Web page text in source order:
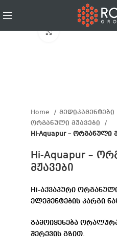
Click to enlarge
Home
მედიკამენტები
ორგანული მჟავები
Hi-Aquapur – ორგანული
Hi-Aquapur –
მჟავები
Hi-აქვაპური
ელემენტების კარგი
გამოიყენება
შერევის გზით.